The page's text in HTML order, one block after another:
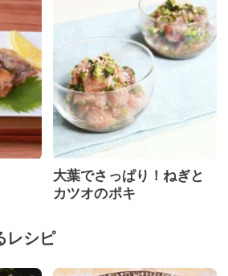
大葉でさっぱり！ねぎと
カツオのポキ
レシピ